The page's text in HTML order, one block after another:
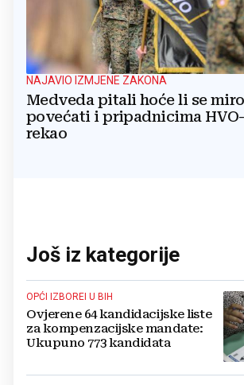
NAJAVIO IZMJENE ZAKONA
Medveda pitali hoće li se
povećati i pripadnicima
rekao
Još iz kategorije
OPĆI IZBOREI U BIH
Ovjerene 64 kandidacijske liste
za kompenzacijske mandate:
Ukupuno 773 kandidata